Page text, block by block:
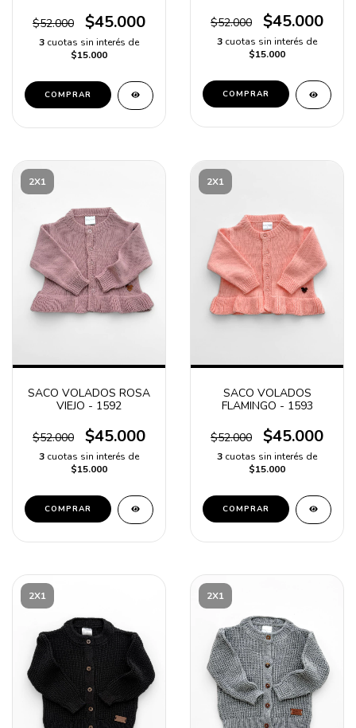
$52.000 $45.000
3 cuotas sin interés de
$15.000
COMPRAR
$52.000 $45.000
3 cuotas sin interés de
$15.000
COMPRAR
2X1
SACO VOLADOS ROSA
VIEJO - 1592
$52.000 $45.000
3 cuotas sin interés de
$15.000
COMPRAR
2X1
SACO VOLADOS
FLAMINGO - 1593
$52.000 $45.000
3 cuotas sin interés de
$15.000
COMPRAR
2X1 2X1